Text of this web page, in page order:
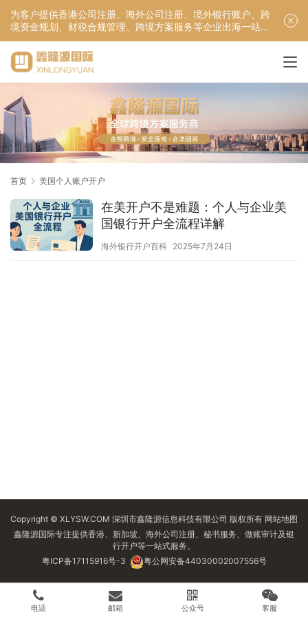
为客户提供香港公司注册、海外公司注册、境外银行账户、跨
境资金规划、财税合规管理、跨境方案服务等企业出海一站式
服务！
首页 美国个人账户开户
在美开户不是难题：个人与企业美
国银行开户全流程详解
海外银行开户百科 2025年7月24日
Copyright © XLYSW.COM 深圳市鑫隆源信息科技有限公司 版权所有 网站地图
鑫隆源国际专注提供香港、新加坡、海外公司注册、秘书服务、做账审计及银
行开户等一站式服务。
粤ICP备17115916号-3
粤公网安备44030002007556号
电话 邮箱 公众号 客服